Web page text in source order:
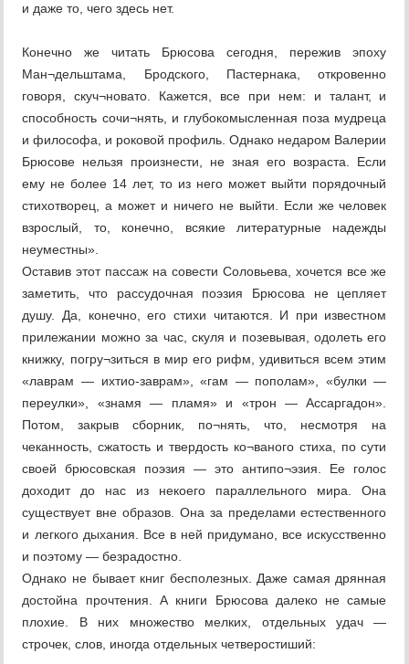
и даже то, чего здесь нет.
Конечно же читать Брюсова сегодня, пережив эпоху
Ман¬дельштама, Бродского, Пастернака, откровенно
говоря, скуч¬новато. Кажется, все при нем: и талант, и
способность сочи¬нять, и глубокомысленная поза мудреца
и философа, и роковой профиль. Однако недаром Валерии
Брюсове нельзя произнести, не зная его возраста. Если
ему не более 14 лет, то из него может выйти порядочный
стихотворец, а может и ничего не выйти. Если же человек
взрослый, то, конечно, всякие литературные надежды
неуместны».
Оставив этот пассаж на совести Соловьева, хочется все же
заметить, что рассудочная поэзия Брюсова не цепляет
душу. Да, конечно, его стихи читаются. И при известном
прилежании можно за час, скуля и позевывая, одолеть его
книжку, погру¬зиться в мир его рифм, удивиться всем этим
«лаврам — ихтио-заврам», «гам — пополам», «булки —
переулки», «знамя — пламя» и «трон — Ассаргадон».
Потом, закрыв сборник, по¬нять, что, несмотря на
чеканность, сжатость и твердость ко¬ваного стиха, по сути
своей брюсовская поэзия — это антипо¬эзия. Ее голос
доходит до нас из некоего параллельного мира. Она
существует вне образов. Она за пределами естественного
и легкого дыхания. Все в ней придумано, все искусственно
и поэтому — безрадостно.
Однако не бывает книг бесполезных. Даже самая дрянная
достойна прочтения. А книги Брюсова далеко не самые
плохие. В них множество мелких, отдельных удач —
строчек, слов, иногда отдельных четверостиший: